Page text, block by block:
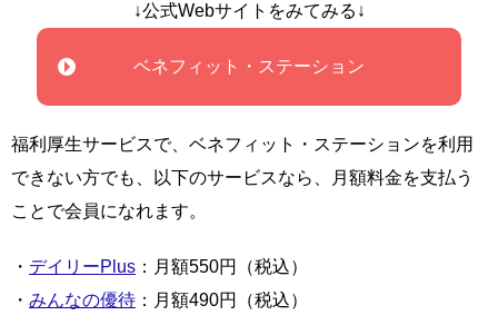
↓公式Webサイトをみてみる↓
ベネフィット・ステーション
福利厚生サービスで、ベネフィット・ステーションを利用
できない方でも、以下のサービスなら、月額料金を支払う
ことで会員になれます。
・ デイリーPlus ：月額550円（税込）
・ みんなの優待 ：月額490円（税込）